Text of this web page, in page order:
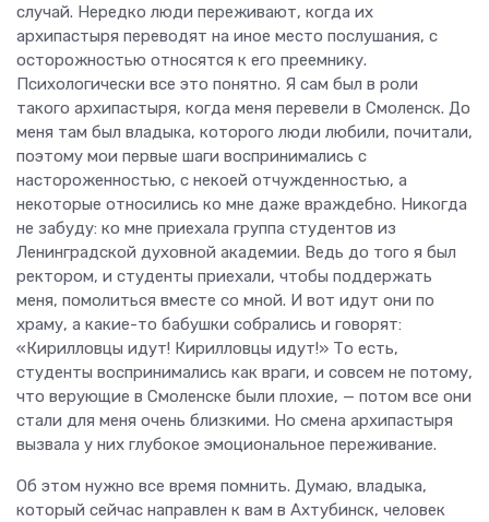
случай. Нередко люди переживают, когда их
архипастыря переводят на иное место послушания, с
осторожностью относятся к его преемнику.
Психологически все это понятно. Я сам был в роли
такого архипастыря, когда меня перевели в Смоленск. До
меня там был владыка, которого люди любили, почитали,
поэтому мои первые шаги воспринимались с
настороженностью, с некоей отчужденностью, а
некоторые относились ко мне даже враждебно. Никогда
не забуду: ко мне приехала группа студентов из
Ленинградской духовной академии. Ведь до того я был
ректором, и студенты приехали, чтобы поддержать
меня, помолиться вместе со мной. И вот идут они по
храму, а какие-то бабушки собрались и говорят:
«Кирилловцы идут! Кирилловцы идут!» То есть,
студенты воспринимались как враги, и совсем не потому,
что верующие в Смоленске были плохие, — потом все они
стали для меня очень близкими. Но смена архипастыря
вызвала у них глубокое эмоциональное переживание.
Об этом нужно все время помнить. Думаю, владыка,
который сейчас направлен к вам в Ахтубинск, человек